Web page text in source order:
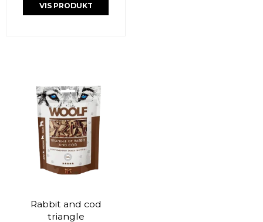
VIS PRODUKT
Rabbit and cod
triangle